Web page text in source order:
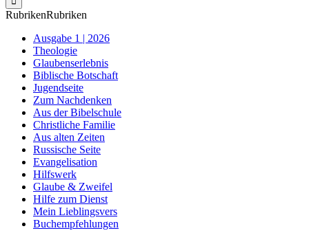
RubrikenRubriken
Ausgabe 1 | 2026
Theologie
Glaubenserlebnis
Biblische Botschaft
Jugendseite
Zum Nachdenken
Aus der Bibelschule
Christliche Familie
Aus alten Zeiten
Russische Seite
Evangelisation
Hilfswerk
Glaube & Zweifel
Hilfe zum Dienst
Mein Lieblingsvers
Buchempfehlungen